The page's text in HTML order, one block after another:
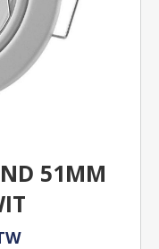
51MM